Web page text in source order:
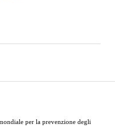
per la prevenzione degli